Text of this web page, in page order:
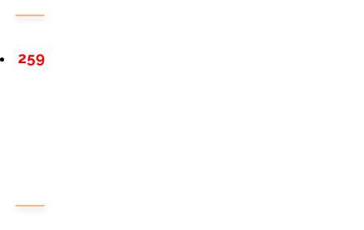
259